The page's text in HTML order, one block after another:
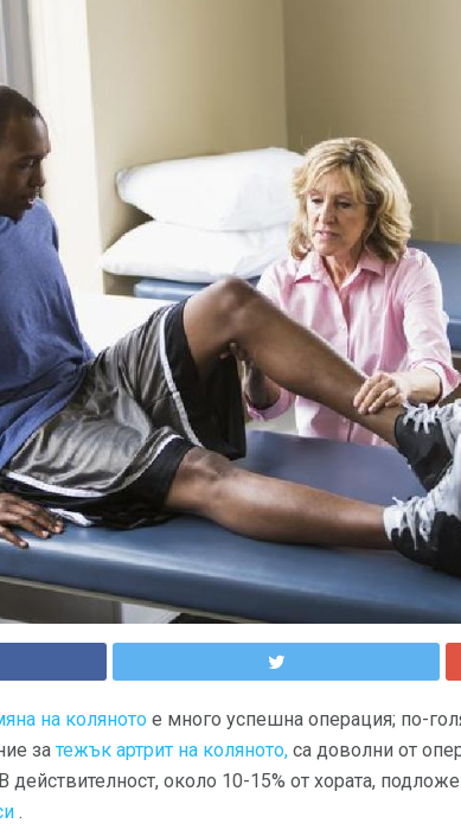
на коляното е много успешна операция; по-
за тежък артрит на коляното, са доволни от
действителност, около 10-15% от хората,
.